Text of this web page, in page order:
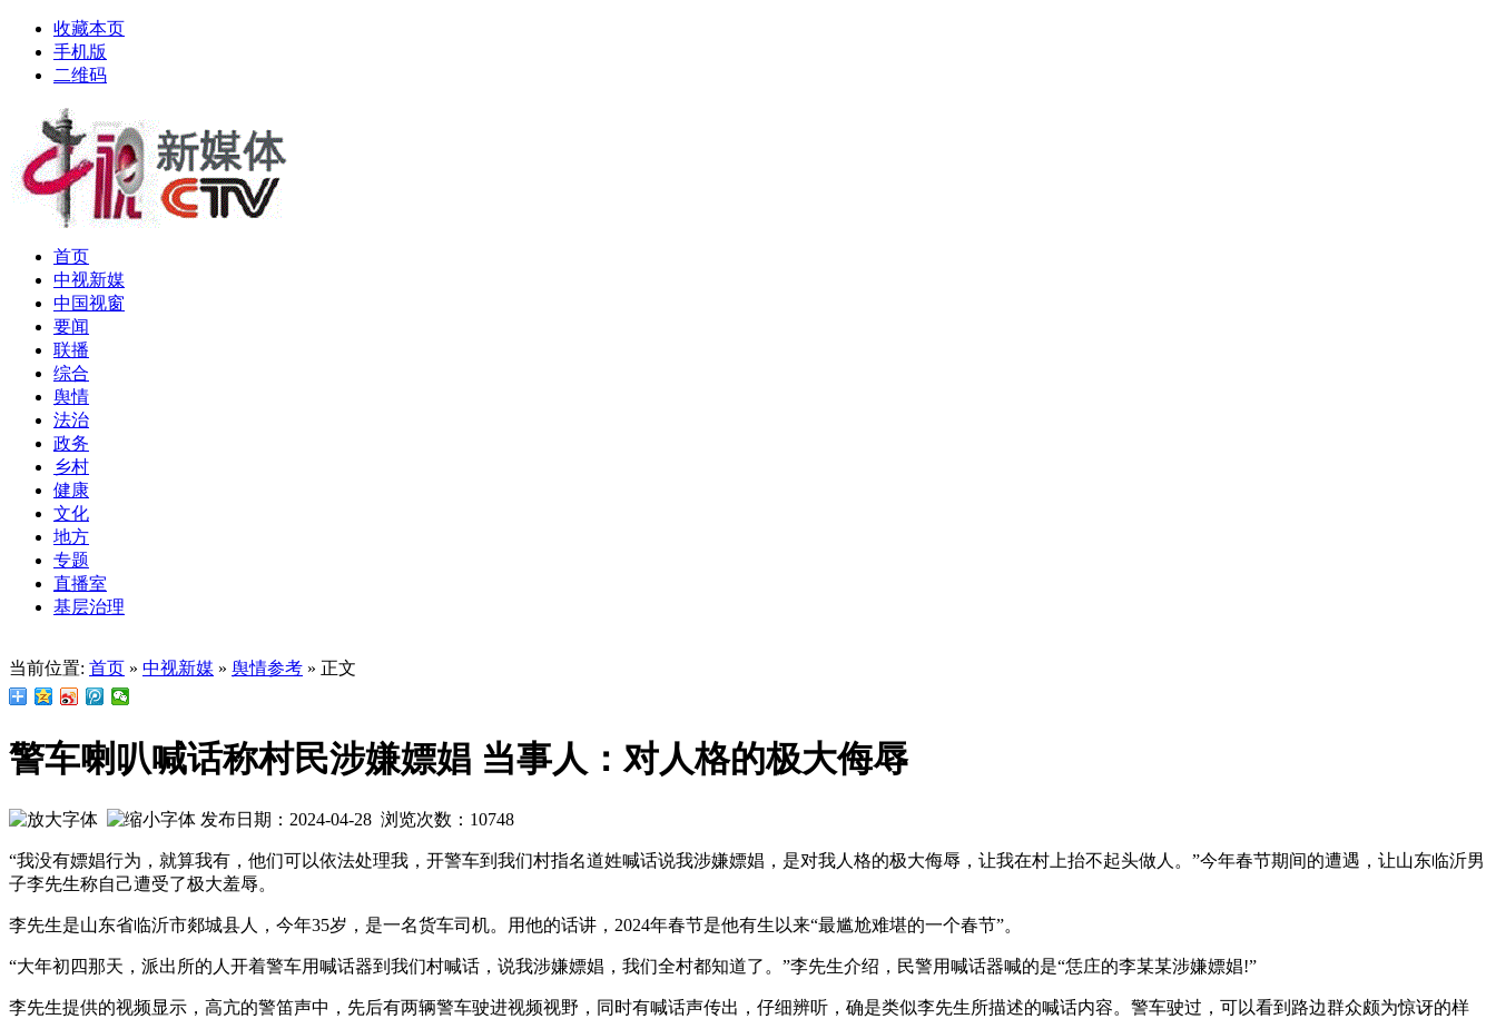
收藏本页
手机版
二维码
首页
中视新媒
中国视窗
要闻
联播
综合
舆情
法治
政务
乡村
健康
文化
地方
专题
直播室
基层治理
当前位置: 首页 » 中视新媒 » 舆情参考 » 正文
警车喇叭喊话称村民涉嫌嫖娼 当事人：对人格的极大侮辱
发布日期：2024-04-28 浏览次数： 10748
“我没有嫖娼行为，就算我有，他们可以依法处理我，开警车到我们村指名道姓喊话说我涉嫌嫖娼，是对我人格的极大侮辱，让我在村上抬不起头做人。”今年春节期间的遭遇，让山东临沂男
子李先生称自己遭受了极大羞辱。
李先生是山东省临沂市郯城县人，今年35岁，是一名货车司机。用他的话讲，2024年春节是他有生以来“最尴尬难堪的一个春节”。
“大年初四那天，派出所的人开着警车用喊话器到我们村喊话，说我涉嫌嫖娼，我们全村都知道了。”李先生介绍，民警用喊话器喊的是“恁庄的李某某涉嫌嫖娼!”
李先生提供的视频显示，高亢的警笛声中，先后有两辆警车驶进视频视野，同时有喊话声传出，仔细辨听，确是类似李先生所描述的喊话内容。警车驶过，可以看到路边群众颇为惊讶的样